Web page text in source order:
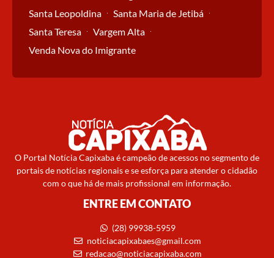
Santa Leopoldina
Santa Maria de Jetibá
Santa Teresa
Vargem Alta
Venda Nova do Imigrante
O Portal Notícia Capixaba é campeão de acessos no segmento de
portais de notícias regionais e se esforça para atender o cidadão
com o que há de mais profissional em informação.
ENTRE EM CONTATO
(28) 99938-5959
noticiacapixabaes@gmail.com
redacao@noticiacapixaba.com